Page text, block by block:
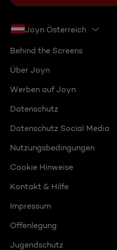
Joyn Österreich
Behind the Screens
Über Joyn
Werben auf Joyn
Datenschutz
Datenschutz Social Media
Nutzungsbedingungen
Cookie Hinweise
Kontakt & Hilfe
Impressum
Offenlegung
Jugendschutz